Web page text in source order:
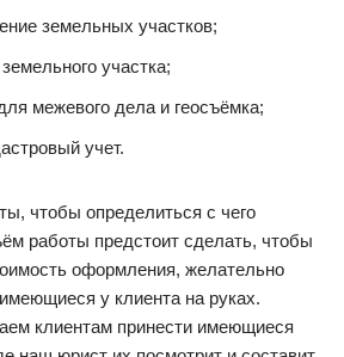
земельных участков;
участка;
межевого дела и геосъёмка;
учет.
чтобы определиться с чего
работы предстоит сделать, чтобы
оформления, желательно
у клиента на руках.
клиентам принести имеющиеся